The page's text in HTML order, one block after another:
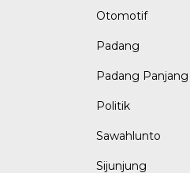
Otomotif
Padang
Padang Panjang
Politik
Sawahlunto
Sijunjung